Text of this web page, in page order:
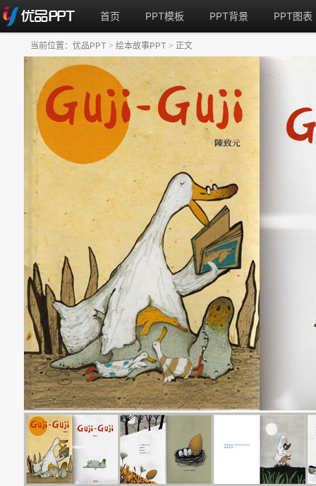
首页 PPT模板 PPT背景 PPT图表
当前位置： 优品PPT > 绘本故事PPT > 正文